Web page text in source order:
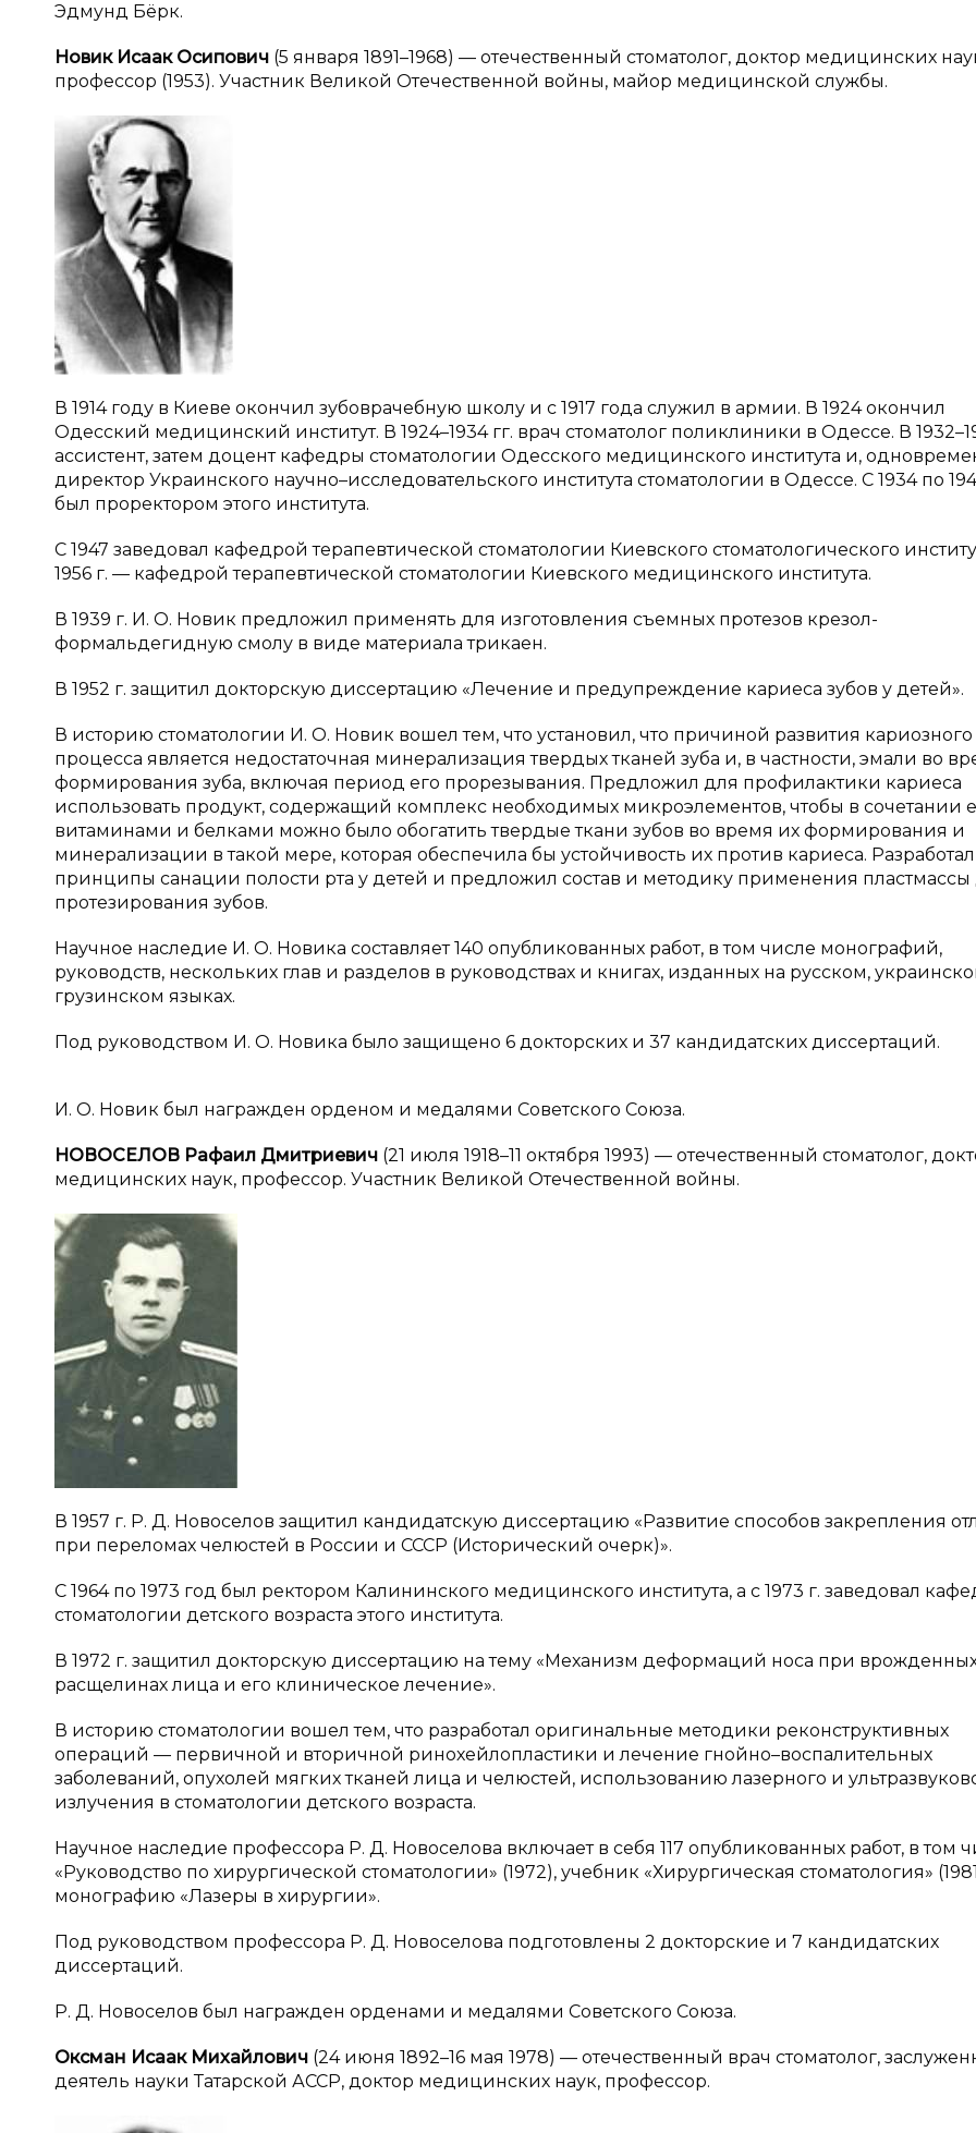
Эдмунд Бёрк.
Новик Исаак Осипович (5 января 1891–1968) — отечественный стоматолог, доктор медицинских
профессор (1953). Участник Великой Отечественной войны, майор медицинской службы.
В 1914 году в Киеве окончил зубоврачебную школу и с 1917 года служил в армии. В 1924 окончил
Одесский медицинский институт. В 1924–1934 гг. врач стоматолог поликлиники в Одессе. В
ассистент, затем доцент кафедры стоматологии Одесского медицинского института и,
директор Украинского научно–исследовательского института стоматологии в Одессе. С 1934 по
был проректором этого института.
С 1947 заведовал кафедрой терапевтической стоматологии Киевского стоматологического
1956 г. — кафедрой терапевтической стоматологии Киевского медицинского института.
В 1939 г. И. О. Новик предложил применять для изготовления съемных протезов крезол-
формальдегидную смолу в виде материала трикаен.
В 1952 г. защитил докторскую диссертацию «Лечение и предупреждение кариеса зубов у детей».
В историю стоматологии И. О. Новик вошел тем, что установил, что причиной развития кариозного
процесса является недостаточная минерализация твердых тканей зуба и, в частности, эмали во
формирования зуба, включая период его прорезывания. Предложил для профилактики кариеса
использовать продукт, содержащий комплекс необходимых микроэлементов, чтобы в сочетании
витаминами и белками можно было обогатить твердые ткани зубов во время их формирования и
минерализации в такой мере, которая обеспечила бы устойчивость их против кариеса. Разработал
принципы санации полости рта у детей и предложил состав и методику применения пластмассы
протезирования зубов.
Научное наследие И. О. Новика составляет 140 опубликованных работ, в том числе монографий,
руководств, нескольких глав и разделов в руководствах и книгах, изданных на русском,
грузинском языках.
Под руководством И. О. Новика было защищено 6 докторских и 37 кандидатских диссертаций.
И. О. Новик был награжден орденом и медалями Советского Союза.
НОВОСЕЛОВ Рафаил Дмитриевич (21 июля 1918–11 октября 1993) — отечественный стоматолог,
медицинских наук, профессор. Участник Великой Отечественной войны.
В 1957 г. Р. Д. Новоселов защитил кандидатскую диссертацию «Развитие способов закрепления
при переломах челюстей в России и СССР (Исторический очерк)».
С 1964 по 1973 год был ректором Калининского медицинского института, а с 1973 г. заведовал
стоматологии детского возраста этого института.
В 1972 г. защитил докторскую диссертацию на тему «Механизм деформаций носа при
расщелинах лица и его клиническое лечение».
В историю стоматологии вошел тем, что разработал оригинальные методики реконструктивных
операций — первичной и вторичной ринохейлопластики и лечение гнойно–воспалительных
заболеваний, опухолей мягких тканей лица и челюстей, использованию лазерного и
излучения в стоматологии детского возраста.
Научное наследие профессора Р. Д. Новоселова включает в себя 117 опубликованных работ, в том
«Руководство по хирургической стоматологии» (1972), учебник «Хирургическая стоматология»
монографию «Лазеры в хирургии».
Под руководством профессора Р. Д. Новоселова подготовлены 2 докторские и 7 кандидатских
диссертаций.
Р. Д. Новоселов был награжден орденами и медалями Советского Союза.
Оксман Исаак Михайлович (24 июня 1892–16 мая 1978) — отечественный врач стоматолог,
деятель науки Татарской АССР, доктор медицинских наук, профессор.